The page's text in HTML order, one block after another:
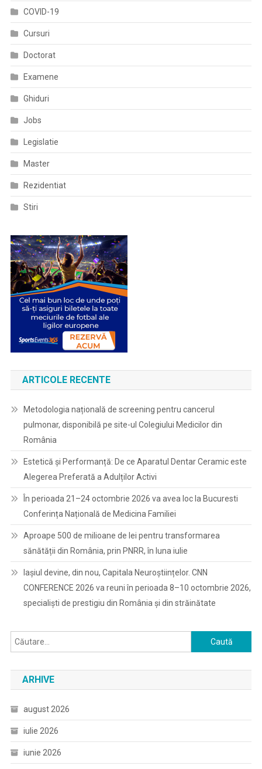
COVID-19
Cursuri
Doctorat
Examene
Ghiduri
Jobs
Legislatie
Master
Rezidentiat
Stiri
ARTICOLE RECENTE
Metodologia națională de screening pentru cancerul
pulmonar, disponibilă pe site-ul Colegiului Medicilor din
România
Estetică și Performanță: De ce Aparatul Dentar Ceramic este
Alegerea Preferată a Adulților Activi
În perioada 21–24 octombrie 2026 va avea loc la Bucuresti
Conferința Națională de Medicina Familiei
Aproape 500 de milioane de lei pentru transformarea
sănătății din România, prin PNRR, în luna iulie
Iașiul devine, din nou, Capitala Neuroștiințelor. CNN
CONFERENCE 2026 va reuni în perioada 8–10 octombrie 2026,
specialiști de prestigiu din România și din străinătate
Caută
după:
ARHIVE
august 2026
iulie 2026
iunie 2026